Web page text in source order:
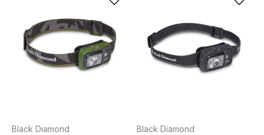
Black Diamond
Black Diamond